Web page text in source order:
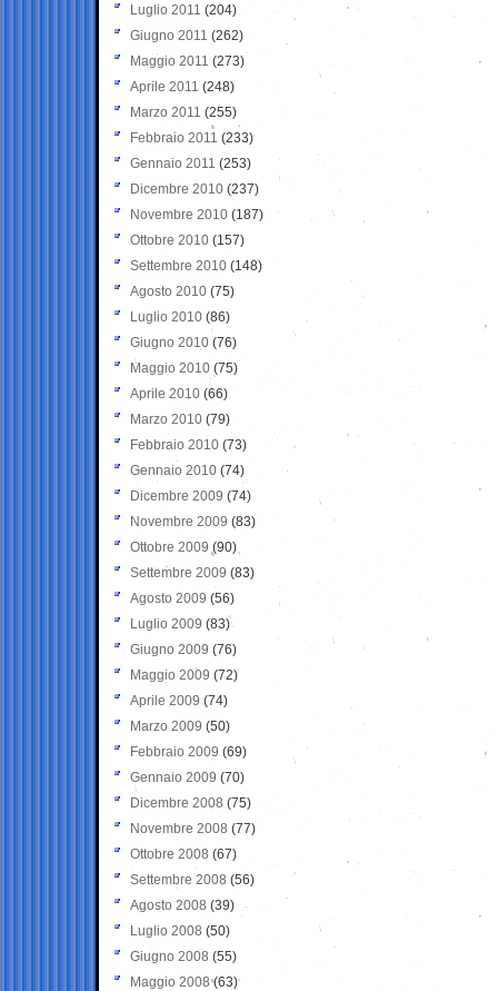
Luglio 2011 (204)
Giugno 2011 (262)
Maggio 2011 (273)
Aprile 2011 (248)
Marzo 2011 (255)
Febbraio 2011 (233)
Gennaio 2011 (253)
Dicembre 2010 (237)
Novembre 2010 (187)
Ottobre 2010 (157)
Settembre 2010 (148)
Agosto 2010 (75)
Luglio 2010 (86)
Giugno 2010 (76)
Maggio 2010 (75)
Aprile 2010 (66)
Marzo 2010 (79)
Febbraio 2010 (73)
Gennaio 2010 (74)
Dicembre 2009 (74)
Novembre 2009 (83)
Ottobre 2009 (90)
Settembre 2009 (83)
Agosto 2009 (56)
Luglio 2009 (83)
Giugno 2009 (76)
Maggio 2009 (72)
Aprile 2009 (74)
Marzo 2009 (50)
Febbraio 2009 (69)
Gennaio 2009 (70)
Dicembre 2008 (75)
Novembre 2008 (77)
Ottobre 2008 (67)
Settembre 2008 (56)
Agosto 2008 (39)
Luglio 2008 (50)
Giugno 2008 (55)
Maggio 2008(63)